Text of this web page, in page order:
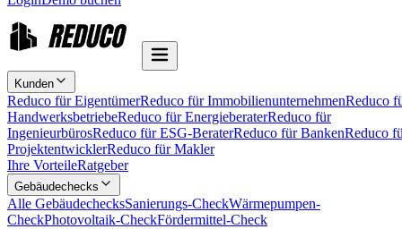
Kunden
Reduco für EigentümerReduco für ImmobilienunternehmenReduco
HandwerksbetriebeReduco für EnergieberaterReduco für
IngenieurbürosReduco für ESG-BeraterReduco für BankenReduco
ProjektentwicklerReduco für Makler
Ihre VorteileRatgeber
Gebäudechecks
Alle GebäudechecksSanierungs-CheckWärmepumpen-
CheckPhotovoltaik-CheckFördermittel-Check